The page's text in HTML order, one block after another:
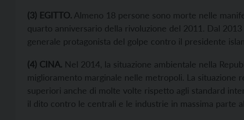
(3) EGITTO. Almeno 18 persone sono morte nelle
quarto anniversario della rivoluzione del 2011. Dal
generale protagonista del golpe contro il presidente
(4) CINA. Nel 2014, la situazione ambientale nella
miglioramento marginale nelle metropoli. La situazione
superiori anche di molte volte rispetto agli standard
il dito contro le centrali e le industrie in massima parte